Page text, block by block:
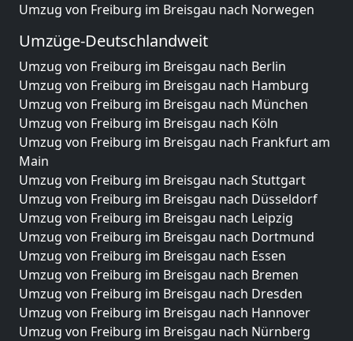
Umzug von Freiburg im Breisgau nach Norwegen
Umzüge-Deutschlandweit
Umzug von Freiburg im Breisgau nach Berlin
Umzug von Freiburg im Breisgau nach Hamburg
Umzug von Freiburg im Breisgau nach München
Umzug von Freiburg im Breisgau nach Köln
Umzug von Freiburg im Breisgau nach Frankfurt am
Main
Umzug von Freiburg im Breisgau nach Stuttgart
Umzug von Freiburg im Breisgau nach Düsseldorf
Umzug von Freiburg im Breisgau nach Leipzig
Umzug von Freiburg im Breisgau nach Dortmund
Umzug von Freiburg im Breisgau nach Essen
Umzug von Freiburg im Breisgau nach Bremen
Umzug von Freiburg im Breisgau nach Dresden
Umzug von Freiburg im Breisgau nach Hannover
Umzug von Freiburg im Breisgau nach Nürnberg